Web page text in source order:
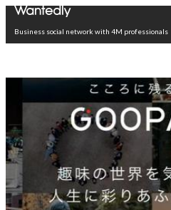
Business social network with 4M professionals